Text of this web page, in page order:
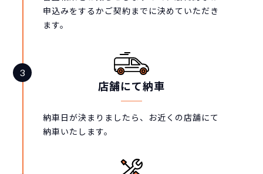
申込みをするかご契約までに決めていただき
ます。
店舗にて納車
納車日が決まりましたら、お近くの店舗にて
納車いたします。